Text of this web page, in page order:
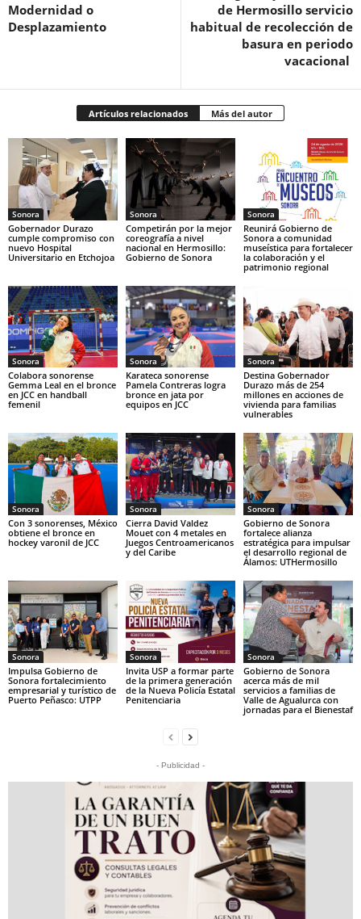
Modernidad o
Desplazamiento
de Hermosillo servicio
habitual de recolección de
basura en periodo
vacacional
Artículos relacionados Más del autor
Sonora
Gobernador Durazo
cumple compromiso con
nuevo Hospital
Universitario en Etchojoa
Sonora
Competirán por la mejor
coreografía a nivel
nacional en Hermosillo:
Gobierno de Sonora
Sonora
Reunirá Gobierno de
Sonora a comunidad
museística para fortalecer
la colaboración y el
patrimonio regional
Sonora
Colabora sonorense
Gemma Leal en el bronce
en JCC en handball
femenil
Sonora
Karateca sonorense
Pamela Contreras logra
bronce en jata por
equipos en JCC
Sonora
Destina Gobernador
Durazo más de 254
millones en acciones de
vivienda para familias
vulnerables
Sonora
Con 3 sonorenses, México
obtiene el bronce en
hockey varonil de JCC
Sonora
Cierra David Valdez
Mouet con 4 metales en
Juegos Centroamericanos
y del Caribe
Sonora
Gobierno de Sonora
fortalece alianza
estratégica para impulsar
el desarrollo regional de
Álamos: UTHermosillo
Sonora
Impulsa Gobierno de
Sonora fortalecimiento
empresarial y turístico de
Puerto Peñasco: UTPP
Sonora
Invita USP a formar parte
de la primera generación
de la Nueva Policía Estatal
Penitenciaria
Sonora
Gobierno de Sonora
acerca más de mil
servicios a familias de
Valle de Agualurca con
jornadas para el Bienestaf
- Publicidad -